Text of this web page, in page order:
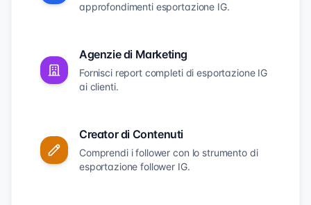
approfondimenti esportazione IG.
Agenzie di Marketing
Fornisci report completi di esportazione IG
ai clienti.
Creator di Contenuti
Comprendi i follower con lo strumento di
esportazione follower IG.